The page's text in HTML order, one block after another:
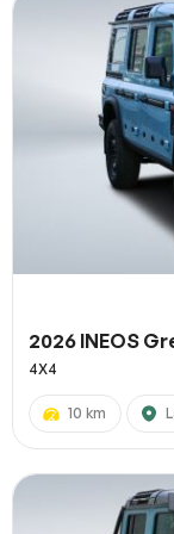
2026 INEOS
4X4
10 km